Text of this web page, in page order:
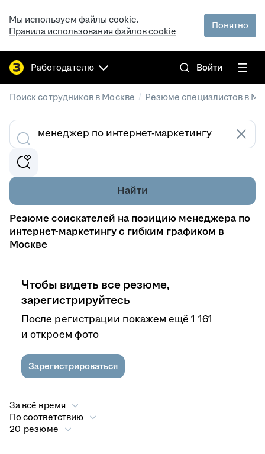
Мы используем файлы cookie.
Правила использования файлов cookie
Понятно
Работодателю Войти
Поиск сотрудников в Москве / Резюме специалистов в
Найти
Резюме соискателей на позицию менеджера по
интернет-маркетингу с гибким графиком в
Москве
Чтобы видеть все резюме,
зарегистрируйтесь
После регистрации покажем ещё 1 161
и откроем фото
Зарегистрироваться
За всё время
По соответствию
20 резюме